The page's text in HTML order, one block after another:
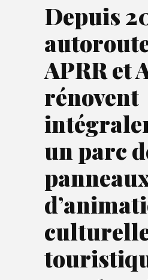
Depuis
APRR et
rénovent
un parc